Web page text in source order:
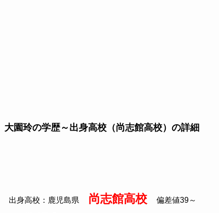
大園玲の学歴～出身高校（尚志館高校）の詳細
出身高校：鹿児島県 尚志館高校 偏差値39～